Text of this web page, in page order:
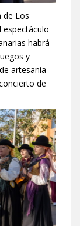
de Los
habrá
y
artesanía
de